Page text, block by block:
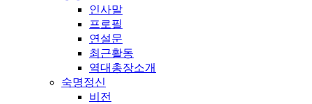
인사말
프로필
연설문
최근활동
역대총장소개
숙명정신
비전